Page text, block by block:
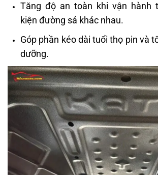
Tăng độ an toàn khi vận hành
kiện đường sá khác nhau.
Góp phần kéo dài tuổi thọ pin và
dưỡng.